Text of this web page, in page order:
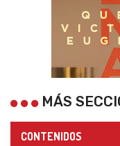
MÁS
CONTENIDOS